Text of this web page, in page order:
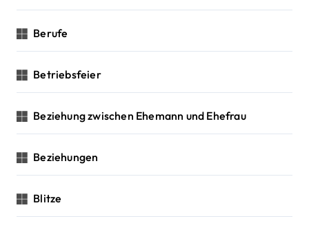
Berufe
Betriebsfeier
Beziehung zwischen Ehemann und Ehefrau
Beziehungen
Blitze